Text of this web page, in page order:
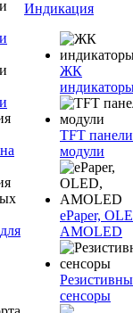
Индикация
ЖК
TFT
модули
ePaper,
AMOLED
сенсоры